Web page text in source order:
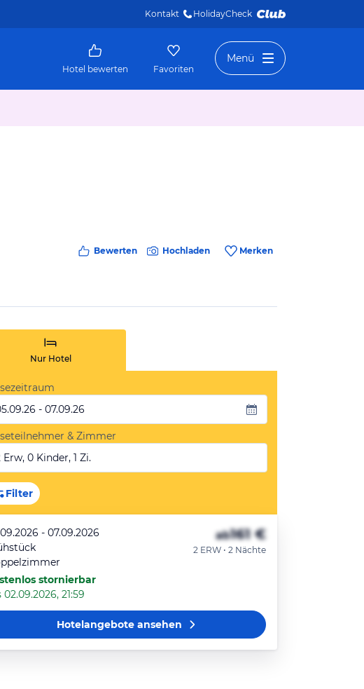
Kontakt HolidayCheck
Hotel bewerten Favoriten
Menü
Bewerten Hochladen Merken
Nur Hotel
- 07.09.26
& Zimmer
Erw, 0 Kinder, 1 Zi.
Filter
- 07.09.2026
stornierbar
02.09.2026, 21:59
ab161 €
2 ERW • 2 Nächte
Hotelangeboteansehen